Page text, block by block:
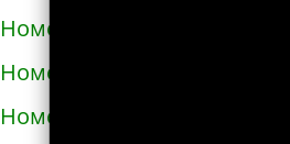
Номера телефонов такси в
Номера телефонов такси в
Номера телефонов такси